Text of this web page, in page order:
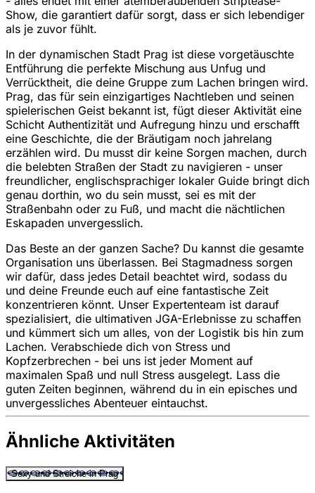
Show, die garantiert dafür sorgt, dass er sich lebendiger
als je zuvor fühlt.
In der dynamischen Stadt Prag ist diese vorgetäuschte
Entführung die perfekte Mischung aus Unfug und
Verrücktheit, die deine Gruppe zum Lachen bringen wird.
Prag, das für sein einzigartiges Nachtleben und seinen
spielerischen Geist bekannt ist, fügt dieser Aktivität eine
Schicht Authentizität und Aufregung hinzu und erschafft
eine Geschichte, die der Bräutigam noch jahrelang
erzählen wird. Du musst dir keine Sorgen machen, durch
die belebten Straßen der Stadt zu navigieren - unser
freundlicher, englischsprachiger lokaler Guide bringt dich
genau dorthin, wo du sein musst, sei es mit der
Straßenbahn oder zu Fuß, und macht die nächtlichen
Eskapaden unvergesslich.
Das Beste an der ganzen Sache? Du kannst die gesamte
Organisation uns überlassen. Bei Stagmadness sorgen
wir dafür, dass jedes Detail beachtet wird, sodass du
und deine Freunde euch auf eine fantastische Zeit
konzentrieren könnt. Unser Expertenteam ist darauf
spezialisiert, die ultimativen JGA-Erlebnisse zu schaffen
und kümmert sich um alles, von der Logistik bis hin zum
Lachen. Verabschiede dich von Stress und
Kopfzerbrechen - bei uns ist jeder Moment auf
maximalen Spaß und null Stress ausgelegt. Lass die
guten Zeiten beginnen, während du in ein episches und
unvergessliches Abenteuer eintauchst.
Ähnliche Aktivitäten
Sexy und Streiche in Prag